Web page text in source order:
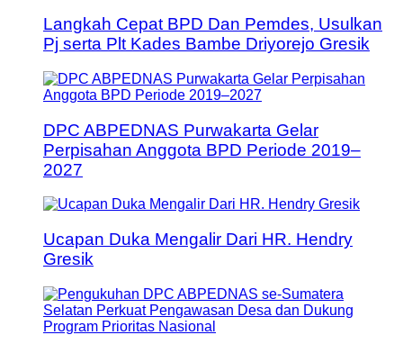
Langkah Cepat BPD Dan Pemdes, Usulkan
Pj serta Plt Kades Bambe Driyorejo Gresik
DPC ABPEDNAS Purwakarta Gelar
Perpisahan Anggota BPD Periode 2019–
2027
Ucapan Duka Mengalir Dari HR. Hendry
Gresik